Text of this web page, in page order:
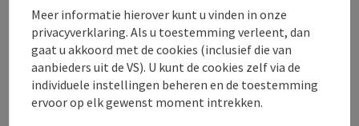
powered byTOURDATA
Meer informatie hierover kunt u vinden in onze
privacyverklaring. Als u toestemming verleent, dan
gaat u akkoord met de cookies (inclusief die van
aanbieders uit de VS). U kunt de cookies zelf via de
individuele instellingen beheren en de toestemming
ervoor op elk gewenst moment intrekken.